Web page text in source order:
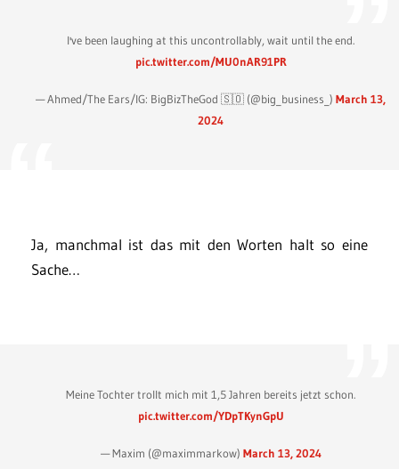
I've been laughing at this uncontrollably, wait until the end.
pic.twitter.com/MU0nAR91PR
— Ahmed/The Ears/IG: BigBizTheGod 🇸🇴 (@big_business_)March 13,
2024
Ja, manchmal ist das mit den Worten halt so eine
Sache…
Meine Tochter trollt mich mit 1,5 Jahren bereits jetzt schon.
pic.twitter.com/YDpTKynGpU
— Maxim (@maximmarkow) March 13, 2024